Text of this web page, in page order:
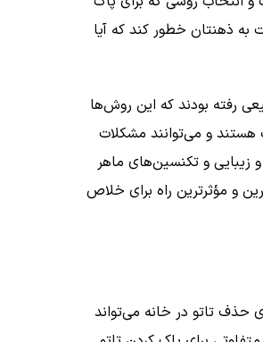
به ذهنتان خطور کند که آیا
رفته بودند که این روش‌ها
هستند و می‌توانند مشکلات
و تکنسین‌های ماهر
و مؤثرترین راه برای خلاص
تاتو در خانه می‌تواند